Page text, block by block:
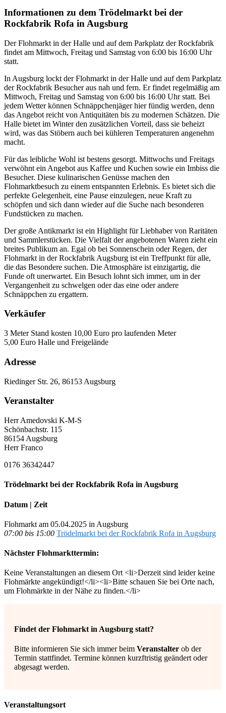
Informationen zu dem Trödelmarkt bei der
Rockfabrik Rofa in Augsburg
Der Flohmarkt in der Halle und auf dem Parkplatz der Rockfabrik
findet am Mittwoch, Freitag und Samstag von 6:00 bis 16:00 Uhr
statt.
In Augsburg lockt der Flohmarkt in der Halle und auf dem Parkplatz
der Rockfabrik Besucher aus nah und fern. Er findet regelmäßig am
Mittwoch, Freitag und Samstag von 6:00 bis 16:00 Uhr statt. Bei
jedem Wetter können Schnäppchenjäger hier fündig werden, denn
das Angebot reicht von Antiquitäten bis zu modernen Schätzen. Die
Halle bietet im Winter den zusätzlichen Vorteil, dass sie beheizt
wird, was das Stöbern auch bei kühleren Temperaturen angenehm
macht.
Für das leibliche Wohl ist bestens gesorgt. Mittwochs und Freitags
verwöhnt ein Angebot aus Kaffee und Kuchen sowie ein Imbiss die
Besucher. Diese kulinarischen Genüsse machen den
Flohmarktbesuch zu einem entspannten Erlebnis. Es bietet sich die
perfekte Gelegenheit, eine Pause einzulegen, neue Kraft zu
schöpfen und sich dann wieder auf die Suche nach besonderen
Fundstücken zu machen.
Der große Antikmarkt ist ein Highlight für Liebhaber von Raritäten
und Sammlerstücken. Die Vielfalt der angebotenen Waren zieht ein
breites Publikum an. Egal ob bei Sonnenschein oder Regen, der
Flohmarkt in der Rockfabrik Augsburg ist ein Treffpunkt für alle,
die das Besondere suchen. Die Atmosphäre ist einzigartig, die
Funde oft unerwartet. Ein Besuch lohnt sich immer, um in der
Vergangenheit zu schwelgen oder das eine oder andere
Schnäppchen zu ergattern.
Verkäufer
3 Meter Stand kosten 10,00 Euro pro laufenden Meter
5,00 Euro Halle und Freigelände
Adresse
Riedinger Str. 26, 86153 Augsburg
Veranstalter
Herr Amedovski K-M-S
Schönbachstr. 115
86154 Augsburg
Herr Franco
0176 36342447
Trödelmarkt bei der Rockfabrik Rofa in Augsburg
Datum | Zeit
Flohmarkt am 05.04.2025 in Augsburg
07:00 bis 15:00 Trödelmarkt bei der Rockfabrik Rofa in Augsburg
Nächster Flohmarkttermin:
Keine Veranstaltungen an diesem Ort <li>Derzeit sind leider keine
Flohmärkte angekündigt!</li><li>Bitte schauen Sie bei Orte nach,
um Flohmärkte in der Nähe zu finden.</li>
Findet der Flohmarkt in Augsburg statt?
Bitte informieren Sie sich immer beim Veranstalter ob der
Termin stattfindet. Termine können kurzftristig geändert oder
abgesagt werden.
Veranstaltungsort